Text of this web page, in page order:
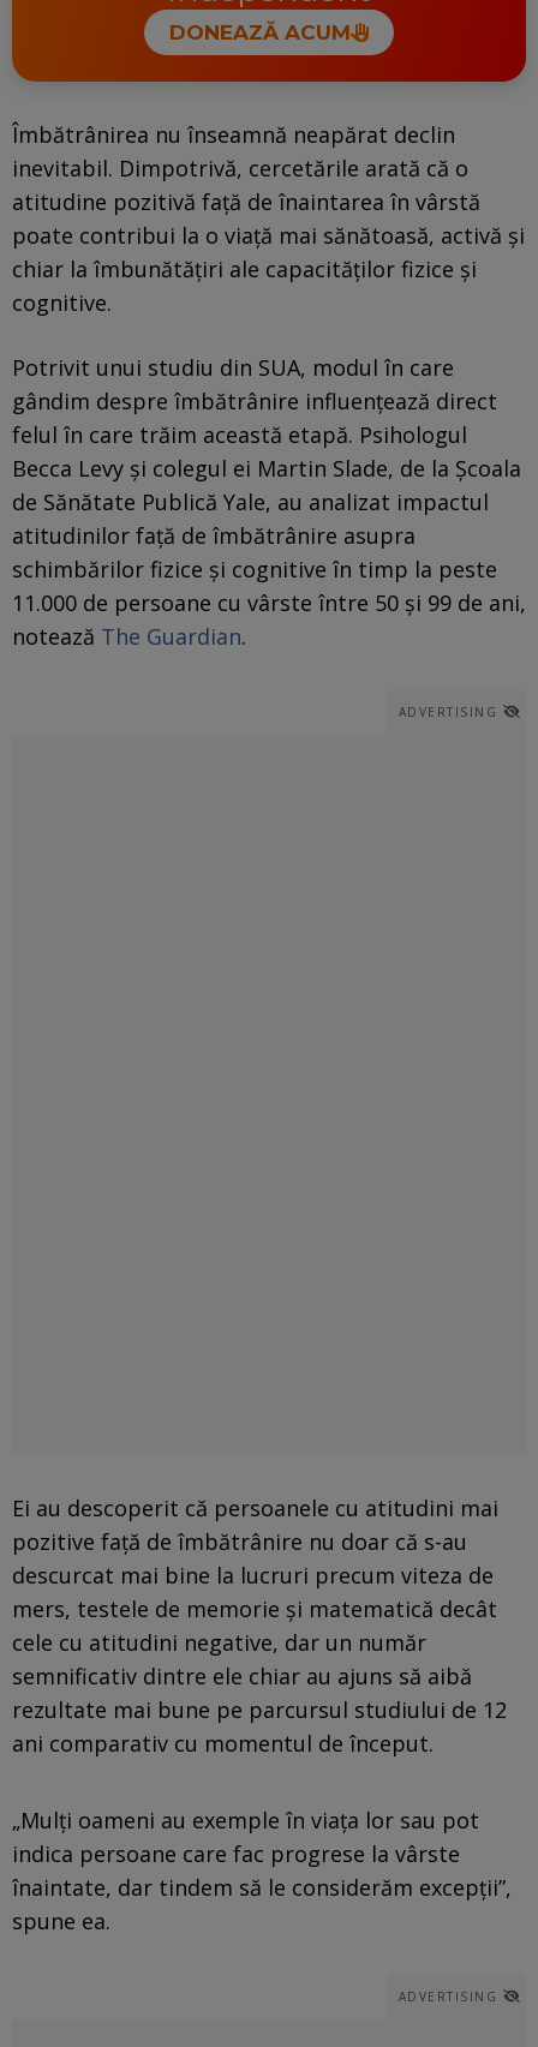
DONEAZĂ ACUM
Îmbătrânirea nu înseamnă neapărat declin
inevitabil. Dimpotrivă, cercetările arată că o
atitudine pozitivă față de înaintarea în vârstă
poate contribui la o viață mai sănătoasă, activă și
chiar la îmbunătățiri ale capacităților fizice și
cognitive.
Potrivit unui studiu din SUA, modul în care
gândim despre îmbătrânire influențează direct
felul în care trăim această etapă. Psihologul
Becca Levy și colegul ei Martin Slade, de la Școala
de Sănătate Publică Yale, au analizat impactul
atitudinilor față de îmbătrânire asupra
schimbărilor fizice și cognitive în timp la peste
11.000 de persoane cu vârste între 50 și 99 de ani,
notează The Guardian.
ADVERTISING
Ei au descoperit că persoanele cu atitudini mai
pozitive față de îmbătrânire nu doar că s-au
descurcat mai bine la lucruri precum viteza de
mers, testele de memorie și matematică decât
cele cu atitudini negative, dar un număr
semnificativ dintre ele chiar au ajuns să aibă
rezultate mai bune pe parcursul studiului de 12
ani comparativ cu momentul de început.
„Mulți oameni au exemple în viața lor sau pot
indica persoane care fac progrese la vârste
înaintate, dar tindem să le considerăm excepții”,
spune ea.
ADVERTISING